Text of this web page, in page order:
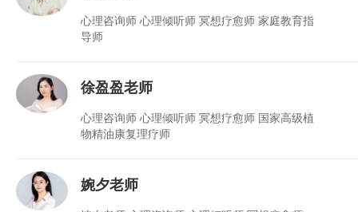
心理咨询师 心理倾听师 冥想疗愈师 家庭教育指
导师
徐盈盈老师
心理咨询师 心理倾听师 冥想疗愈师 国家高级植
物精油康复理疗师
婉夕老师